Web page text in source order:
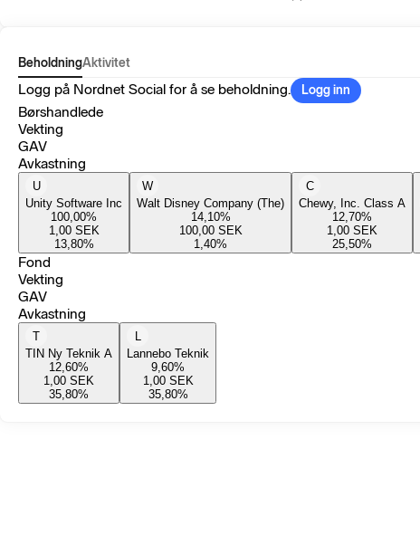
BeholdningAktivitet
Logg på Nordnet Social for å se beholdning. Logg inn
Børshandlede
Vekting
GAV
Avkastning
U
Unity Software Inc
100,00%
1,00 SEK
13,80%
W
Walt Disney Company (The)
14,10%
100,00 SEK
1,40%
C
Chewy, Inc. Class A
12,70%
1,00 SEK
25,50%
Fond
Vekting
GAV
Avkastning
T
TIN Ny Teknik A
12,60%
1,00 SEK
35,80%
L
Lannebo Teknik
9,60%
1,00 SEK
35,80%